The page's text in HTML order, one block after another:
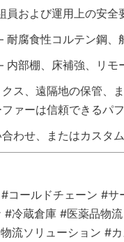
員および運用上の安
耐腐食性コルテン鋼
内部棚、床補強、リ
ス、遠隔地の保管、
ァーは信頼できるパ
わせ、またはカスタ
コールドチェーン #
#冷蔵倉庫 #医薬品物
流ソリューション #